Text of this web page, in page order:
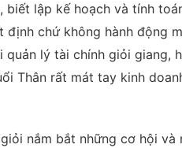
lập kế hoạch và tính
chứ không hành động
quản lý tài chính giỏi giang,
Thân rất mát tay kinh
nắm bắt những cơ hội